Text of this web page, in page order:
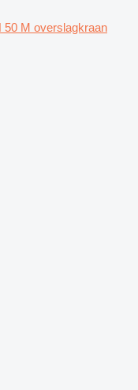
50 M overslagkraan